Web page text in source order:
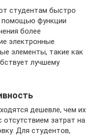
студентам быстро
помощью функции
более
электронные
элементы, такие как
лучшему
дешевле, чем их
отсутствием затрат на
Для студентов,